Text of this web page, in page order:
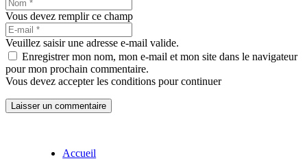
Vous devez remplir ce champ
Veuillez saisir une adresse e-mail valide.
Enregistrer mon nom, mon e-mail et mon site dans le navigateur
pour mon prochain commentaire.
Vous devez accepter les conditions pour continuer
Laisser un commentaire
Accueil